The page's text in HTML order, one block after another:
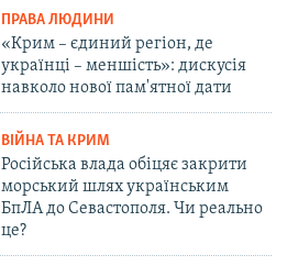
ПРАВА ЛЮДИНИ
«Крим – єдиний регіон, де
українці – меншість»: дискусія
навколо нової пам'ятної дати
ВІЙНА ТА КРИМ
Російська влада обіцяє закрити
морський шлях українським
БпЛА до Севастополя. Чи реально
це?